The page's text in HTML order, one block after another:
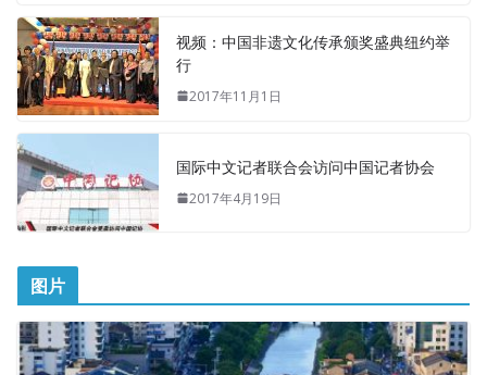
视频：中国非遗文化传承颁奖盛典纽约举
行
2017年11月1日
国际中文记者联合会访问中国记者协会
2017年4月19日
图片